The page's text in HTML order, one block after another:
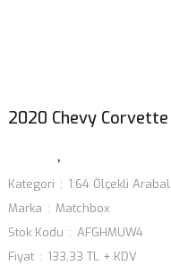
2020 Chevy Corvette
Kategori
1:64 Ölçekli
Marka
Matchbox
Stok Kodu
AFGHMUW4
Fiyat
133,33 TL + KDV